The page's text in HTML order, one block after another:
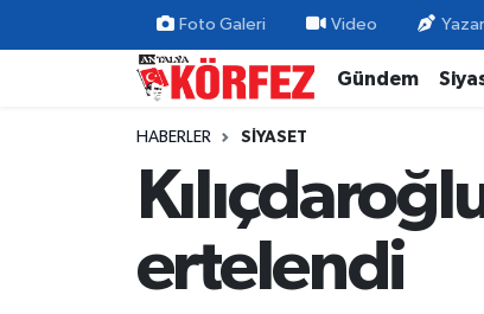
Foto Galeri Video
Gündem
HABERLER SIYASET
ertelendi
Gündem
Yerel Yönetim
Ekonomi
Nöbetçi Eczaneler
Trafik Durumu
Süper Lig Puan Durumu ve Fikstür